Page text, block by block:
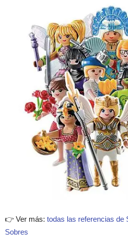
👉 Ver más: todas las referencias de
Sobres